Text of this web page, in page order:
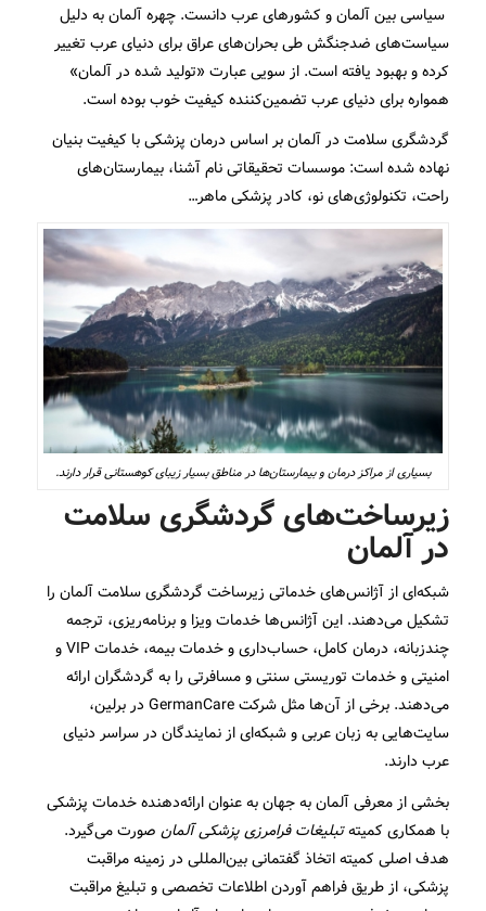
سیاسی بین آلمان و کشورهای عرب دانست. چهره آلمان به دلیل
سیاست‌های ضدجنگش طی بحران‌های عراق برای دنیای عرب تغییر
کرده و بهبود یافته است. از سویی عبارت «تولید شده در آلمان»
همواره برای دنیای عرب تضمین‌کننده کیفیت خوب بوده است.
گردشگری سلامت در آلمان بر اساس درمان پزشکی با کیفیت بنیان
نهاده شده است: موسسات تحقیقاتی نام آشنا، بیمارستان‌های
راحت، تکنولوژی‌های نو، کادر پزشکی ماهر…
بسیاری از مراکز درمان و بیمارستان‌ها در مناطق بسیار زیبای کوهستانی قرار دارند.
زیرساخت‌های گردشگری سلامت
در آلمان
شبکه‌ای از آژانس‌های خدماتی زیرساخت گردشگری سلامت آلمان را
تشکیل می‌دهند. این آژانس‌ها خدمات ویزا و برنامه‌ریزی، ترجمه
چندزبانه، درمان کامل، حساب‌داری و خدمات بیمه، خدمات VIP و
امنیتی و خدمات توریستی سنتی و مسافرتی را به گردشگران ارائه
می‌دهند. برخی از آن‌ها مثل شرکت GermanCare در برلین،
سایت‌هایی به زبان عربی و شبکه‌ای از نمایندگان در سراسر دنیای
عرب دارند.
بخشی از معرفی آلمان به جهان به عنوان ارائه‌دهنده خدمات پزشکی
با همکاری کمیتهتبلیغات فرامرزی پزشکی آلمانصورت می‌گیرد.
هدف اصلی کمیته اتخاذ گفتمانی بین‌المللی در زمینه مراقبت
پزشکی، از طریق فراهم آوردن اطلاعات تخصصی و تبلیغ مراقبت